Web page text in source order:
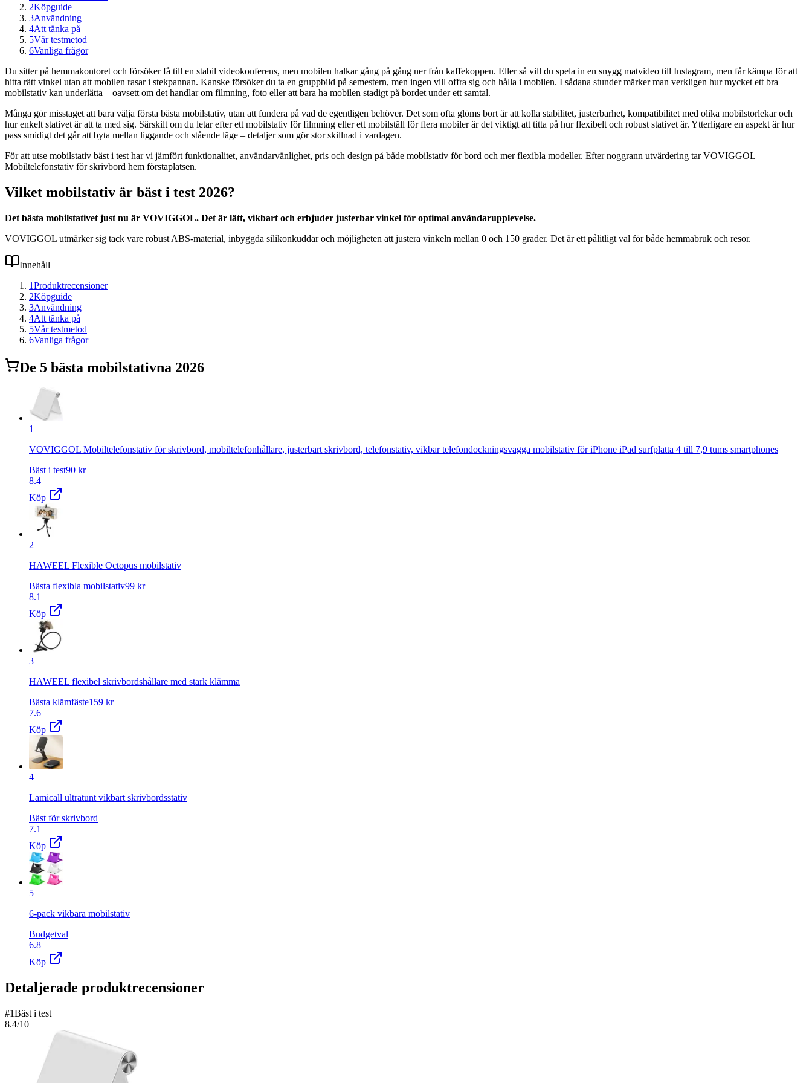
2Köpguide
3Användning
4Att tänka på
5Vår testmetod
6Vanliga frågor
Du sitter på hemmakontoret och försöker få till en stabil videokonferens, men mobilen halkar gång på gång ner från kaffekoppen. Eller så vill du spela in en snygg matvideo till Instagram, men får kämpa för att
hitta rätt vinkel utan att mobilen rasar i stekpannan. Kanske försöker du ta en gruppbild på semestern, men ingen vill offra sig och hålla i mobilen. I sådana stunder märker man verkligen hur mycket ett bra
mobilstativ kan underlätta – oavsett om det handlar om filmning, foto eller att bara ha mobilen stadigt på bordet under ett samtal.
Många gör misstaget att bara välja första bästa mobilstativ, utan att fundera på vad de egentligen behöver. Det som ofta glöms bort är att kolla stabilitet, justerbarhet, kompatibilitet med olika mobilstorlekar och
hur enkelt stativet är att ta med sig. Särskilt om du letar efter ett mobilstativ för filmning eller ett mobilställ för flera mobiler är det viktigt att titta på hur flexibelt och robust stativet är. Ytterligare en aspekt är hur
pass smidigt det går att byta mellan liggande och stående läge – detaljer som gör stor skillnad i vardagen.
För att utse mobilstativ bäst i test har vi jämfört funktionalitet, användarvänlighet, pris och design på både mobilstativ för bord och mer flexibla modeller. Efter noggrann utvärdering tar VOVIGGOL
Mobiltelefonstativ för skrivbord hem förstaplatsen.
Vilket mobilstativ är bäst i test 2026?
Det bästa mobilstativet just nu är VOVIGGOL. Det är lätt, vikbart och erbjuder justerbar vinkel för optimal användarupplevelse.
VOVIGGOL utmärker sig tack vare robust ABS-material, inbyggda silikonkuddar och möjligheten att justera vinkeln mellan 0 och 150 grader. Det är ett pålitligt val för både hemmabruk och resor.
Innehåll
1Produktrecensioner
2Köpguide
3Användning
4Att tänka på
5Vår testmetod
6Vanliga frågor
De 5 bästa mobilstativna 2026
1
VOVIGGOL Mobiltelefonstativ för skrivbord, mobiltelefonhållare, justerbart skrivbord, telefonstativ, vikbar telefondockningsvagga mobilstativ för iPhone iPad surfplatta 4 till 7,9 tums smartphones
Bäst i test90 kr
8.4
Köp
2
HAWEEL Flexible Octopus mobilstativ
Bästa flexibla mobilstativ99 kr
8.1
Köp
3
HAWEEL flexibel skrivbordshållare med stark klämma
Bästa klämfäste159 kr
7.6
Köp
4
Lamicall ultratunt vikbart skrivbordsstativ
Bäst för skrivbord
7.1
Köp
5
6-pack vikbara mobilstativ
Budgetval
6.8
Köp
Detaljerade produktrecensioner
#1Bäst i test
8.4/10